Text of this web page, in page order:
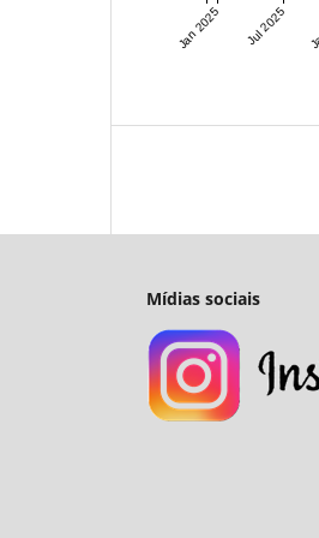
Jan 2025 Jul 2025
Mídias sociais